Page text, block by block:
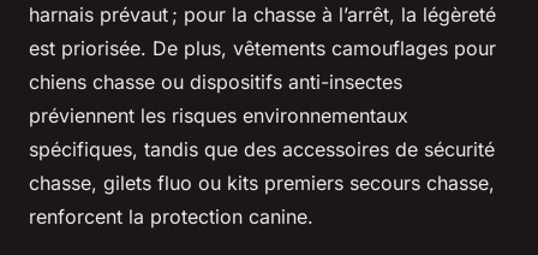
harnais prévaut ; pour la chasse à l’arrêt, la légèreté
est priorisée. De plus, vêtements camouflages pour
chiens chasse ou dispositifs anti-insectes
préviennent les risques environnementaux
spécifiques, tandis que des accessoires de sécurité
chasse, gilets fluo ou kits premiers secours chasse,
renforcent la protection canine.